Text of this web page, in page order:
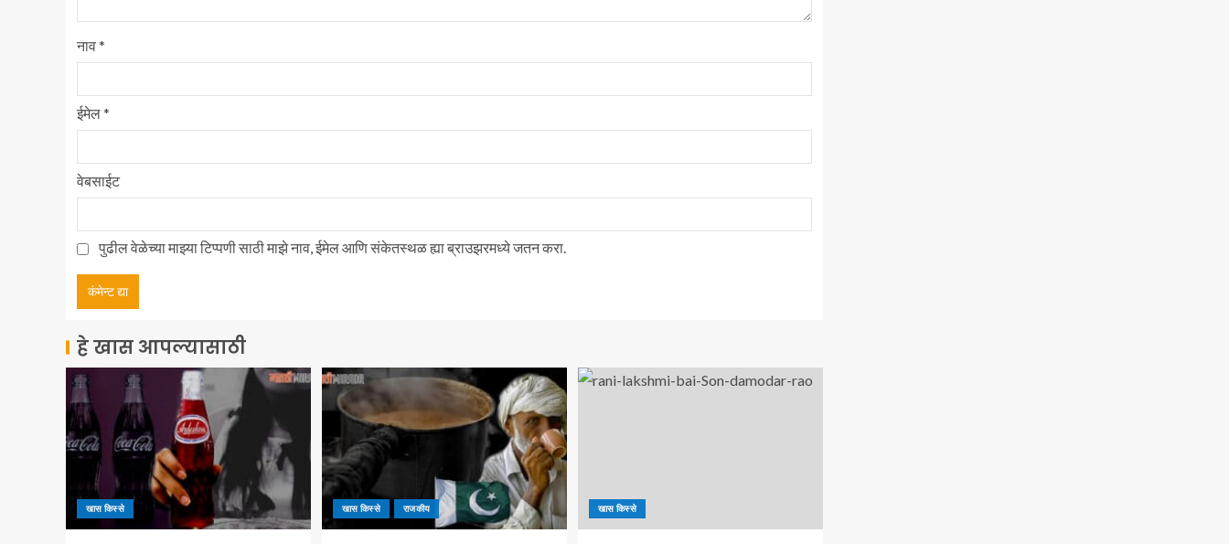
नाव*
ईमेल*
वेबसाईट
पुढील वेळेच्या माझ्या टिप्पणी साठी माझे नाव, ईमेल आणि संकेतस्थळ ह्या ब्राउझरमध्ये जतन करा.
हे खास आपल्यासाठी
खास किस्से खास किस्से राजकीय खास किस्से